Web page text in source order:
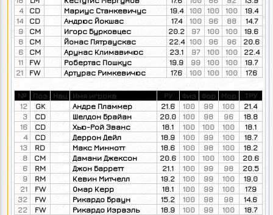
4
CD Мариус Станкевичус 19.4 100 100 100
19.4
14
CD Андрюс Йокшас 17.4 100 96 88
14.7
9
CM Игорс Бурковцес 20.2 97 100 100
19.6
8
CM Йонас Пятраускас 22.4 100 96 96
20.6
6
CM Арунас Климавичюс 23.1 97 100 100
22.4
11
FW Робертас Пошкус 19.9 99 100 100
19.7
21
FW Артурас Римкевичюс 17.6 100 100 100 17.6
№ Поз Нац Имя игрока РУ Физ Фор Мор
ТРУ
12
GK Андре Пламмер 21.6 100 99 100
21.4
3
CD Шелдон Брайан 20.0 100 98 96
18.8
16
CD Хью-Рой Эванс 18.1 100 100 100
18.1
4
CD Деррон Дейл 18.9 100 99 100
18.7
13
RD Макс Миннотт 18.6 100 98 100
18.2
8
CM Дамани Джексон 20.6 100 100 100
20.6
6
RM Джон Барретт 21.1 100 99 98
20.5
9
RM Кевин Митчелл 19.2 100 99 100
19.0
21
FW Омар Керр 18.1 100 99 100
17.9
32
FW Рикардо Браун 15.2 100 98 98
14.6
22
FW Рикардо Израэль 18.9 100 99 100 18.7